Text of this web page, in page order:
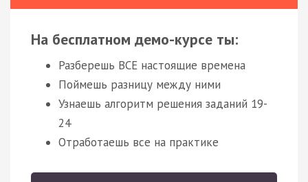
На бесплатном демо-курсе ты:
Разберешь ВСЕ настоящие времена
Поймешь разницу между ними
Узнаешь алгоритм решения заданий 19-
24
Отработаешь все на практике